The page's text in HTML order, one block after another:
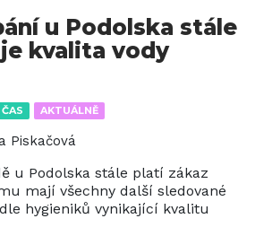
AKTUÁLNĚ
u Podolska stále
kvalita vody
Piskačová
u Podolska stále platí zákaz
mají všechny další sledované
hygieniků vynikající kvalitu